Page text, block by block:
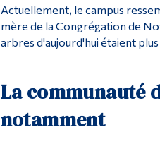
Actuellement, le campus
mère de la Congrégation de
arbres d'aujourd'hui étaient
La communauté
notamment